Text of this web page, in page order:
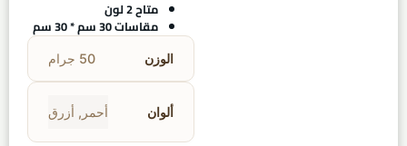
متاح 2 لون
مقاسات 30 سم * 30 سم
الوزن 50 جرام
ألوان أحمر , أزرق